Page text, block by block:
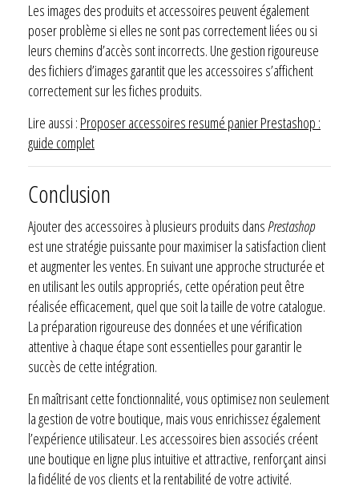
Les images des produits et accessoires peuvent également
poser problème si elles ne sont pas correctement liées ou si
leurs chemins d’accès sont incorrects. Une gestion rigoureuse
des fichiers d’images garantit que les accessoires s’affichent
correctement sur les fiches produits.
Lire aussi : Proposer accessoires resumé panier Prestashop :
guide complet
Conclusion
Ajouter des accessoires à plusieurs produits dansPrestashop
est une stratégie puissante pour maximiser la satisfaction client
et augmenter les ventes. En suivant une approche structurée et
en utilisant les outils appropriés, cette opération peut être
réalisée efficacement, quel que soit la taille de votre catalogue.
La préparation rigoureuse des données et une vérification
attentive à chaque étape sont essentielles pour garantir le
succès de cette intégration.
En maîtrisant cette fonctionnalité, vous optimisez non seulement
la gestion de votre boutique, mais vous enrichissez également
l’expérience utilisateur. Les accessoires bien associés créent
une boutique en ligne plus intuitive et attractive, renforçant ainsi
la fidélité de vos clients et la rentabilité de votre activité.